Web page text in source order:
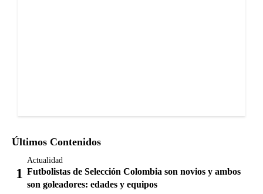
Últimos Contenidos
Actualidad
Futbolistas de Selección Colombia son novios y ambos
son goleadores: edades y equipos